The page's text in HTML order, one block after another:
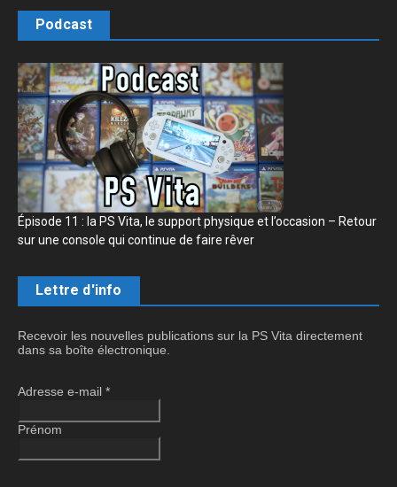
Podcast
Épisode 11 : la PS Vita, le support physique et l’occasion – Retour
sur une console qui continue de faire rêver
Lettre d'info
Recevoir les nouvelles publications sur la PS Vita directement
dans sa boîte électronique.
Adresse e-mail *
Prénom